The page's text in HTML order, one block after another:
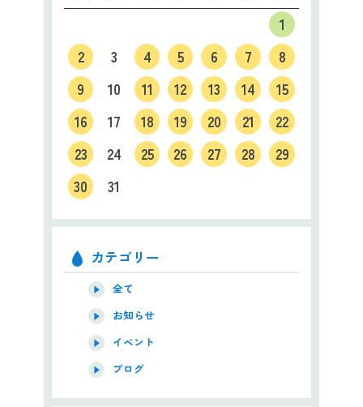
1
2
3 4 5 6 7
8
9
10 11 12 13 14
15
16
17 18 19 20 21
22
23
24 25 26 27 28
29
30
31
カテゴリー
全て
お知らせ
イベント
ブログ